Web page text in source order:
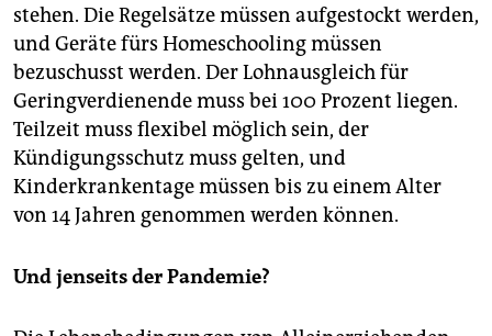
stehen. Die Regelsätze müssen aufgestockt werden,
und Geräte fürs Homeschooling müssen
bezuschusst werden. Der Lohnausgleich für
Geringverdienende muss bei 100 Prozent liegen.
Teilzeit muss flexibel möglich sein, der
Kündigungsschutz muss gelten, und
Kinderkrankentage müssen bis zu einem Alter
von 14 Jahren genommen werden können.
Und jenseits der Pandemie?